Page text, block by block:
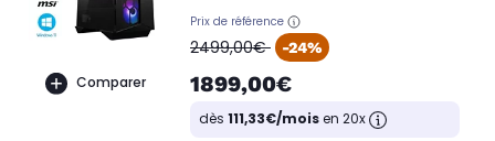
Comparer
Prix de référence
oldPrice
2499,00€ -24%
1899,00€
dès 111,33€/moisen 20x